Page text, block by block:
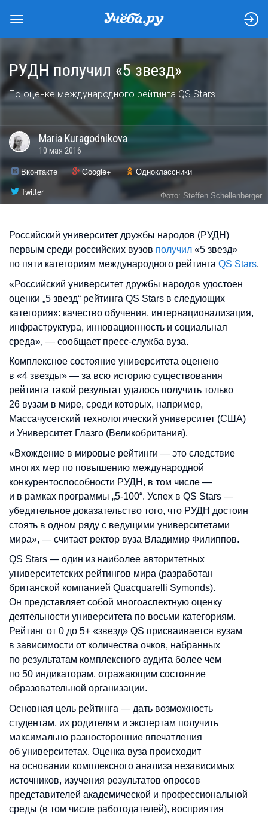
РУДН получил «5 звезд»
По оценке международного рейтинга QS Stars.
MariaKuragodnikova
10 мая 2016
Вконтакте Google+
Одноклассники
Twitter
Фото: Steffen Schellenberger
Российский университет дружбы народов (РУДН)
первым среди российских вузов получил «5 звезд»
по пяти категориям международного рейтинга QS Stars.
«Российский университет дружбы народов удостоен
оценки „5 звезд“ рейтинга QS Stars в следующих
категориях: качество обучения, интернационализация,
инфраструктура, инновационность и социальная
среда», — сообщает пресс-служба вуза.
Комплексное состояние университета оценено
в «4 звезды» — за всю историю существования
рейтинга такой результат удалось получить только
26 вузам в мире, среди которых, например,
Массачусетский технологический университет (США)
и Университет Глазго (Великобритания).
«Вхождение в мировые рейтинги — это следствие
многих мер по повышению международной
конкурентоспособности РУДН, в том числе —
и в рамках программы „5-100“. Успех в QS Stars —
убедительное доказательство того, что РУДН достоин
стоять в одном ряду с ведущими университетами
мира», — считает ректор вуза Владимир Филиппов.
QS Stars — один из наиболее авторитетных
университетских рейтингов мира (разработан
британской компанией Quacquarelli Symonds).
Он представляет собой многоаспектную оценку
деятельности университета по восьми категориям.
Рейтинг от 0 до 5+ «звезд» QS присваивается вузам
в зависимости от количества очков, набранных
по результатам комплексного аудита более чем
по 50 индикаторам, отражающим состояние
образовательной организации.
Основная цель рейтинга — дать возможность
студентам, их родителям и экспертам получить
максимально разносторонние впечатления
об университетах. Оценка вуза происходит
на основании комплексного анализа независимых
источников, изучения результатов опросов
представителей академической и профессиональной
среды (в том числе работодателей), восприятия